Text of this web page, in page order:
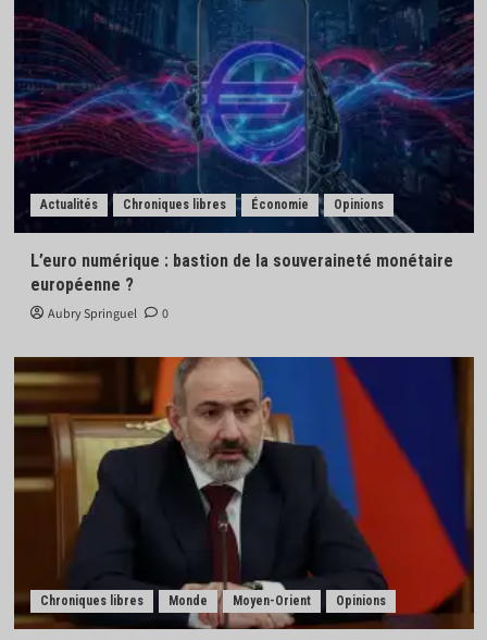
Actualités Chroniques libres Économie Opinions
L’euro numérique : bastion de la souveraineté monétaire
européenne ?
Aubry Springuel 0
Chroniques libres Monde Moyen-Orient Opinions